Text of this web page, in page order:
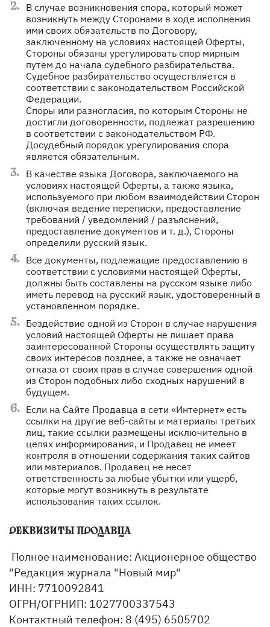
В случае возникновения спора, который может
возникнуть между Сторонами в ходе исполнения
ими своих обязательств по Договору,
заключенному на условиях настоящей Оферты,
Стороны обязаны урегулировать спор мирным
путем до начала судебного разбирательства.
Судебное разбирательство осуществляется в
соответствии с законодательством Российской
Федерации.
Споры или разногласия, по которым Стороны не
достигли договоренности, подлежат разрешению
в соответствии с законодательством РФ.
Досудебный порядок урегулирования спора
является обязательным.
В качестве языка Договора, заключаемого на
условиях настоящей Оферты, а также языка,
используемого при любом взаимодействии Сторон
(включая ведение переписки, предоставление
требований / уведомлений / разъяснений,
предоставление документов и т. д.), Стороны
определили русский язык.
Все документы, подлежащие предоставлению в
соответствии с условиями настоящей Оферты,
должны быть составлены на русском языке либо
иметь перевод на русский язык, удостоверенный в
установленном порядке.
Бездействие одной из Сторон в случае нарушения
условий настоящей Оферты не лишает права
заинтересованной Стороны осуществлять защиту
своих интересов позднее, а также не означает
отказа от своих прав в случае совершения одной
из Сторон подобных либо сходных нарушений в
будущем.
Если на Сайте Продавца в сети «Интернет» есть
ссылки на другие веб-сайты и материалы третьих
лиц, такие ссылки размещены исключительно в
целях информирования, и Продавец не имеет
контроля в отношении содержания таких сайтов
или материалов. Продавец не несет
ответственность за любые убытки или ущерб,
которые могут возникнуть в результате
использования таких ссылок.
РЕКВИЗИТЫ ПРОДАВЦА
Полное наименование: Акционерное общество
"Редакция журнала "Новый мир"
ИНН: 7710092841
ОГРН/ОГРНИП: 1027700337543
Контактный телефон: 8 (495) 6505702